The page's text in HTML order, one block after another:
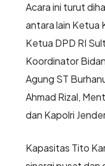
Acara ini turut
antara lain Ketua
Ketua DPD RI
Koordinator
Agung ST
Ahmad Rizal,
dan Kapolri
Kapasitas Tito